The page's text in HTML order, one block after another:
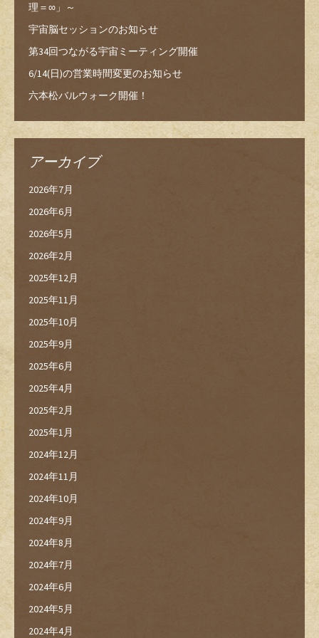
理＝∞」～
宇宙脳セッションのお知らせ
第34回つながる宇宙ミーティング開催
6/14(日)の営業時間変更のお知らせ
六本松バルウォーク開催！
アーカイブ
2026年7月
2026年6月
2026年5月
2026年2月
2025年12月
2025年11月
2025年10月
2025年9月
2025年6月
2025年4月
2025年2月
2025年1月
2024年12月
2024年11月
2024年10月
2024年9月
2024年8月
2024年7月
2024年6月
2024年5月
2024年4月